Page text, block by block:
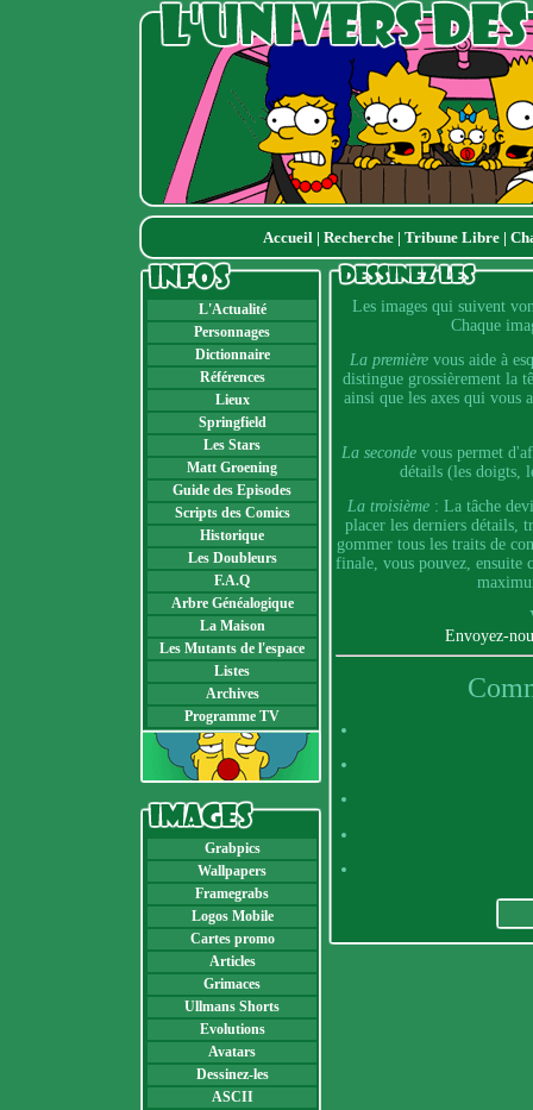
Accueil| Recherche| Tribune Libre |
L'Actualité
Personnages
Dictionnaire
Références
Lieux
Springfield
Les Stars
Matt Groening
Guide des Episodes
Scripts des Comics
Historique
Les Doubleurs
F.A.Q
Arbre Généalogique
La Maison
Les Mutants de l'espace
Listes
Archives
Programme TV
Grabpics
Wallpapers
Framegrabs
Logos Mobile
Cartes promo
Articles
Grimaces
Ullmans Shorts
Evolutions
Avatars
Dessinez-les
ASCII
Les images qui suivent
Chaque
La première vous aide à
distingue grossièrement la
ainsi que les axes qui vous
La seconde vous permet
détails (les doigts,
La troisième: La tâche
placer les derniers détails,
gommer tous les traits de
finale, vous pouvez, ensuite
Envoyez-